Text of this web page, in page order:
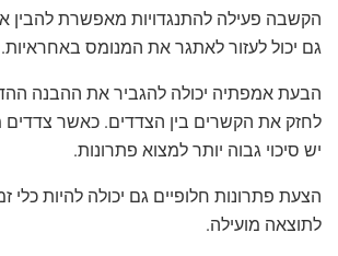
הקשבה פעילה להתנגדויות מאפשרת להבין
גם יכול לעזור לאתגר את המנומס באחראיות.
הבעת אמפתיה יכולה להגביר את ההבנה
לחזק את הקשרים בין הצדדים. כאשר צדדים
יש סיכוי גבוה יותר למצוא פתרונות.
הצעת פתרונות חלופיים גם יכולה להיות כלי
לתוצאה מועילה.